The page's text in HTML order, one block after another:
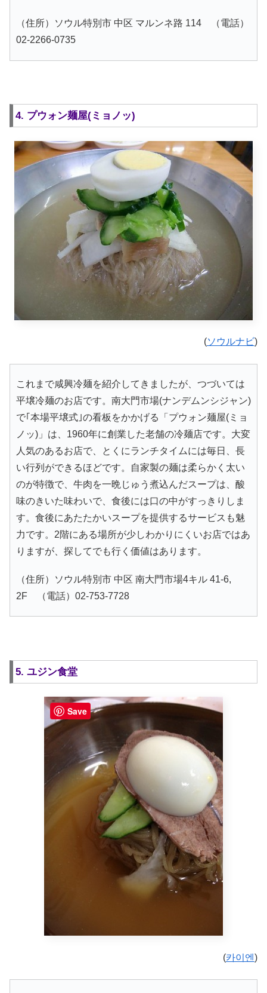
（住所）ソウル特別市 中区 マルンネ路 114 （電話）
02-2266-0735
4. プウォン麺屋(ミョノッ)
(ソウルナビ)
これまで咸興冷麺を紹介してきましたが、つづいては
平壌冷麺のお店です。南大門市場(ナンデムンシジャン)
で｢本場平壌式｣の看板をかかげる「プウォン麺屋(ミョ
ノッ)」は、1960年に創業した老舗の冷麺店です。大変
人気のあるお店で、とくにランチタイムには毎日、長
い行列ができるほどです。自家製の麺は柔らかく太い
のが特徴で、牛肉を一晩じゅう煮込んだスープは、酸
味のきいた味わいで、食後には口の中がすっきりしま
す。食後にあたたかいスープを提供するサービスも魅
力です。2階にある場所が少しわかりにくいお店ではあ
りますが、探してでも行く価値はあります。
（住所）ソウル特別市 中区 南大門市場4キル 41-6,
2F （電話）02-753-7728
5. ユジン食堂
(카이엔 )
Save